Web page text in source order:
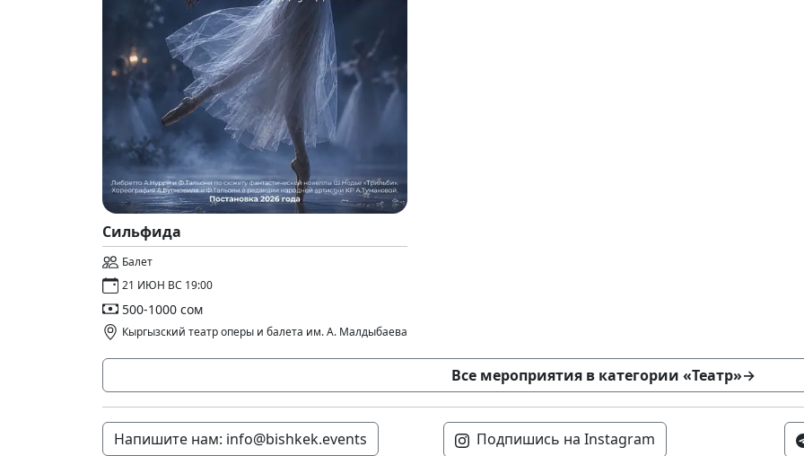
Сильфида
Балет
21 ИЮН ВС 19:00
500-1000 сом
Кыргызский театр оперы и балета им. А. Малдыбаева
Все мероприятия в категории «Театр»→
Напишите нам: info@bishkek.events Подпишись на Instagram